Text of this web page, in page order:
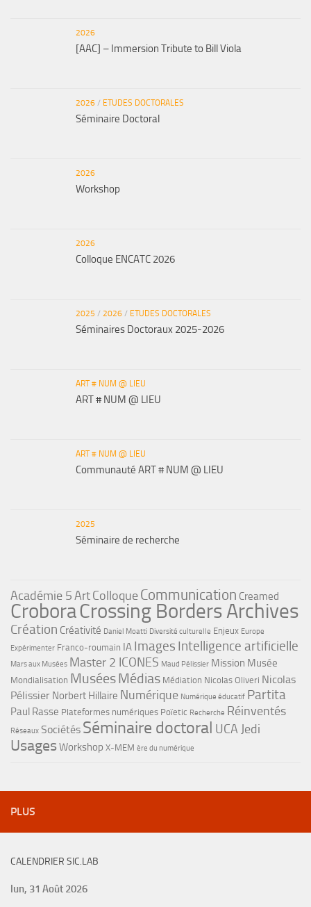
2026
[AAC] – Immersion Tribute to Bill Viola
2026 / ETUDES DOCTORALES
Séminaire Doctoral
2026
Workshop
2026
Colloque ENCATC 2026
2025 / 2026 / ETUDES DOCTORALES
Séminaires Doctoraux 2025-2026
ART # NUM @ LIEU
ART # NUM @ LIEU
ART # NUM @ LIEU
Communauté ART # NUM @ LIEU
2025
Séminaire de recherche
Académie 5ArtColloqueCommunication Creamed
CroboraCrossing Borders Archives
Création Créativité Daniel Moatti Diversité culturelle Enjeux Europe
Expérimenter Franco-roumain IA Images Intelligence artificielle
Mars aux Musées Master 2 ICONES Maud Pélissier Mission Musée
Mondialisation MuséesMédias Médiation Nicolas Oliveri Nicolas
Pélissier Norbert Hillaire Numérique Numérique éducatif Partita
Paul Rasse Plateformes numériques Poïetic Recherche Réinventés
Réseaux Sociétés Séminaire doctoral UCA Jedi
UsagesWorkshop X-MEM ère du numérique
PLUS
CALENDRIER SIC.LAB
lun, 31 Août 2026